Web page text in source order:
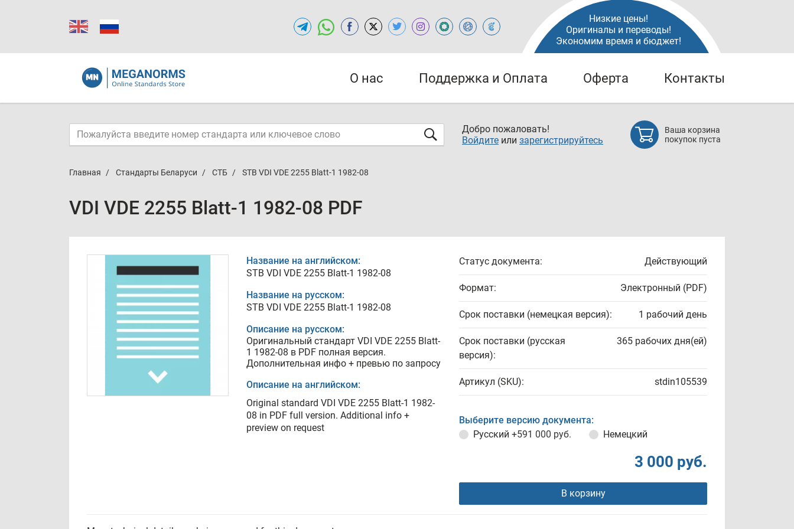
Низкие цены!
Оригиналы и переводы!
Экономим время и бюджет!
О нас Поддержка и Оплата Оферта Контакты
Добро пожаловать!
Войдите или зарегистрируйтесь
Ваша корзина
покупок пуста
Главная Стандарты Беларуси СТБ STB VDI VDE 2255 Blatt-1 1982-08
VDI VDE 2255 Blatt-1 1982-08 PDF
Название на английском:
STB VDI VDE 2255 Blatt-1 1982-08
Название на русском:
STB VDI VDE 2255 Blatt-1 1982-08
Описание на русском:
Оригинальный стандарт VDI VDE 2255 Blatt-
1 1982-08 в PDF полная версия.
Дополнительная инфо + превью по запросу
Описание на английском:
Original standard VDI VDE 2255 Blatt-1 1982-
08 in PDF full version. Additional info +
preview on request
Статус документа: Действующий
Формат: Электронный (PDF)
Срок поставки (немецкая версия): 1 рабочий день
Срок поставки (русская
версия):
365 рабочих дня(ей)
Артикул (SKU): stdin105539
Выберите версию документа:
Русский +591 000 руб. Немецкий
3 000 руб.
В корзину